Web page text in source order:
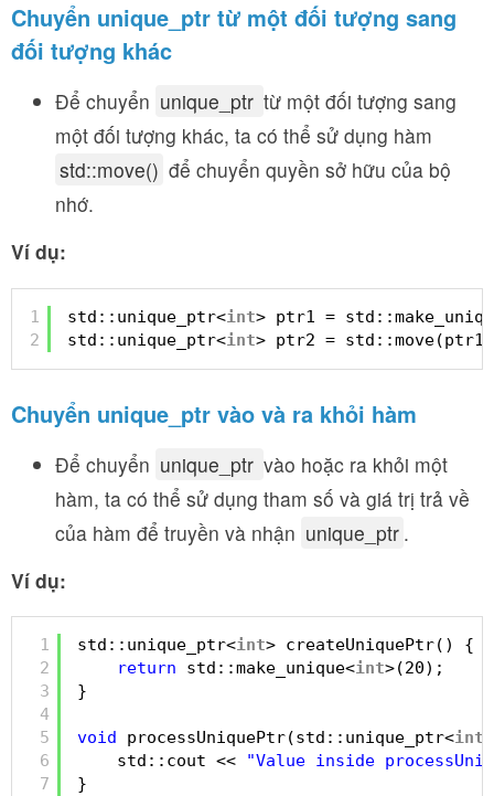
Chuyển unique_ptr từ một đối tượng sang
đối tượng khác
Để chuyển unique_ptr từ một đối tượng sang
một đối tượng khác, ta có thể sử dụng hàm
std::move() để chuyển quyền sở hữu của bộ
nhớ.
Ví dụ:
1
2
std::unique_ptr<int> ptr1 =
std::unique_ptr<int> ptr2 =
Chuyển unique_ptr vào và ra khỏi hàm
Để chuyển unique_ptr vào hoặc ra khỏi một
hàm, ta có thể sử dụng tham số và giá trị trả về
của hàm để truyền và nhận unique_ptr .
Ví dụ:
1
2
3
4
5
6
7
std::unique_ptr<int> createUniquePtr() {
return
std::make_unique<int>(20);
}
void processUniquePtr(std::unique_ptr<int
std::cout <<
"Value inside
}